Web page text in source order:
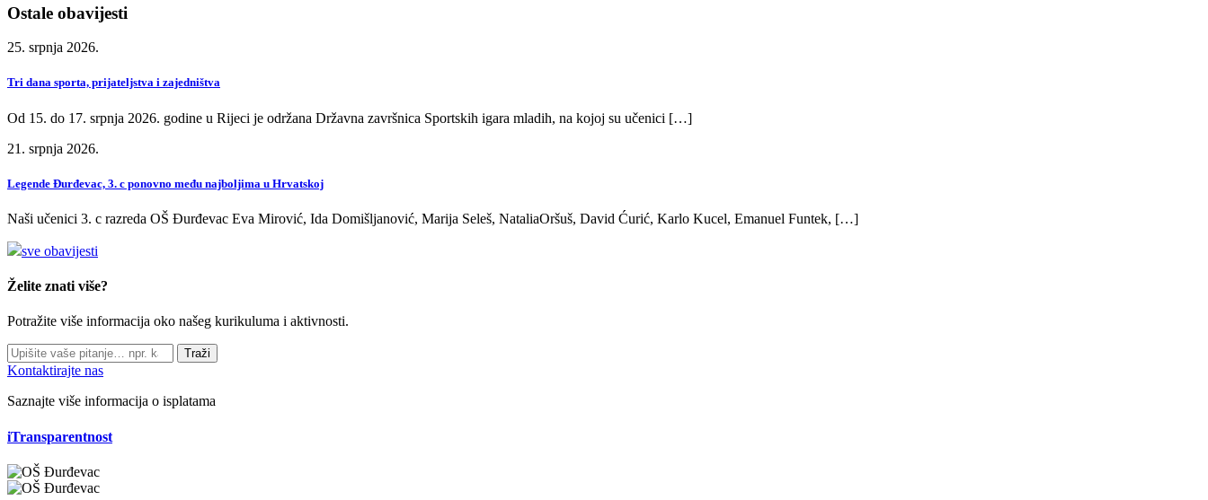
Ostale obavijesti
25. srpnja 2026.
Tri dana sporta, prijateljstva i zajedništva
Od 15. do 17. srpnja 2026. godine u Rijeci je održana Državna završnica Sportskih igara mladih, na kojoj su učenici […]
21. srpnja 2026.
Legende Đurđevac, 3. c ponovno među najboljima u Hrvatskoj
Naši učenici 3. c razreda OŠ Đurđevac Eva Mirović, Ida Domišljanović, Marija Seleš, NataliaOršuš, David Ćurić, Karlo Kucel, Emanuel Funtek, […]
sve obavijesti
Želite znati više?
Potražite više informacija oko našeg kurikuluma i aktivnosti.
Traži
Kontaktirajte nas
Saznajte više informacija o isplatama
iTransparentnost